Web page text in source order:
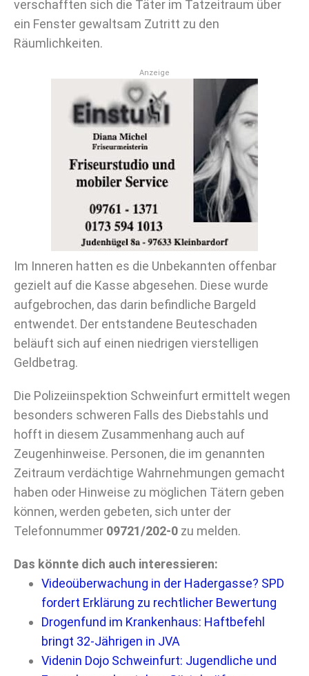
verschafften sich die Täter im Tatzeitraum über
ein Fenster gewaltsam Zutritt zu den
Räumlichkeiten.
Anzeige
Im Inneren hatten es die Unbekannten offenbar
gezielt auf die Kasse abgesehen. Diese wurde
aufgebrochen, das darin befindliche Bargeld
entwendet. Der entstandene Beuteschaden
beläuft sich auf einen niedrigen vierstelligen
Geldbetrag.
Die Polizeiinspektion Schweinfurt ermittelt wegen
besonders schweren Falls des Diebstahls und
hofft in diesem Zusammenhang auch auf
Zeugenhinweise. Personen, die im genannten
Zeitraum verdächtige Wahrnehmungen gemacht
haben oder Hinweise zu möglichen Tätern geben
können, werden gebeten, sich unter der
Telefonnummer 09721/202-0 zu melden.
Das könnte dich auch interessieren:
Videoüberwachung in der Hadergasse? SPD
fordert Erklärung zu rechtlicher Bewertung
Drogenfund im Krankenhaus: Haftbefehl
bringt 32-Jährigen in JVA
Videnin Dojo Schweinfurt: Jugendliche und